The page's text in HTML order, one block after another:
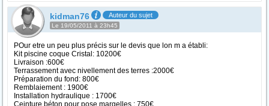
kidman76 Auteur du sujet
Le 19/05/2011 à 23h45
POur etre un peu plus précis sur le devis que lon m a établi:
Kit piscine coque Cristal: 10200€
Livraison :600€
Terrassement avec nivellement des terres :2000€
Préparation du fond: 800€
Remblaiement : 1900€
Installation hydraulique : 1700€
Ceinture béton pour pose margelles : 750€